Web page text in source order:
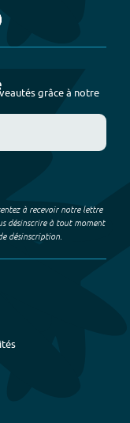
grâce à notre
à recevoir notre lettre
désinscrire à tout moment
désinscription.